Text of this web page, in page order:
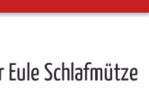
Eule Schlafmütze